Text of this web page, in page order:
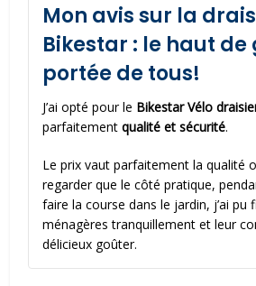
Mon avis sur la
Bikestar : le haut
portée de tous!
J’ai opté pour le Bikestar Vélo
parfaitementqualité et sécurité.
Le prix vaut parfaitement la qualité
regarder que le côté pratique,
faire la course dans le jardin, j’ai pu
ménagères tranquillement et leur
délicieux goûter.